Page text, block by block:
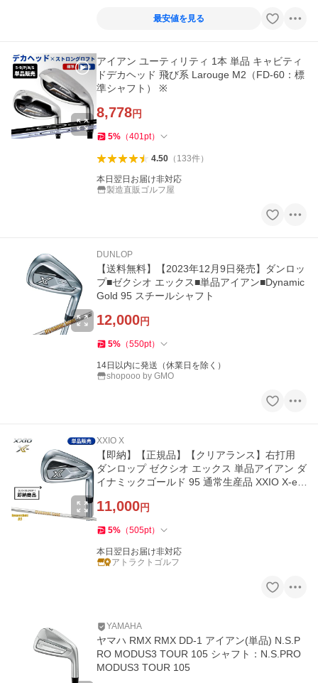
最安値を見る
アイアン ユーティリティ 1本 単品 キャビティ
ドデカヘッド 飛び系 Larouge M2（FD-60：標
準シャフト） ※
8,778円
5% （401pt）
4.50（ 133件）
本日翌日お届け非対応
製造直販ゴルフ屋
DUNLOP
【送料無料】【2023年12月9日発売】ダンロッ
プ■ゼクシオ エックス■単品アイアン■Dynamic
Gold 95 スチールシャフト
12,000円
5% （550pt）
14日以内に発送（休業日を除く）
shopooo by GMO
XXIO X
【即納】【正規品】【クリアランス】右打用
ダンロップ ゼクシオ エックス 単品アイアン ダ
イナミックゴールド 95 通常生産品 XXIO X-ek
11,000円
5% （505pt）
本日翌日お届け非対応
アトラクトゴルフ
YAMAHA
ヤマハ RMX RMX DD-1 アイアン(単品) N.S.P
RO MODUS3 TOUR 105 シャフト：N.S.PRO
MODUS3 TOUR 105